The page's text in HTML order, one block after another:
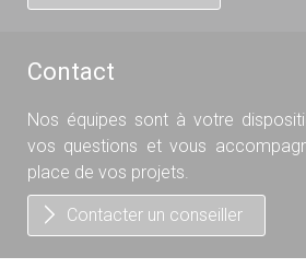
Contact
Nos équipes sont à votre
vos questions et vous
place de vos projets.
Contacter un conseiller